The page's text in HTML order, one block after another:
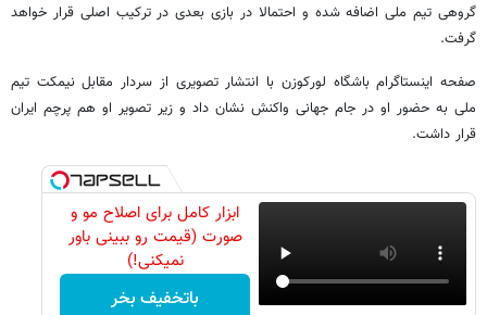
گروهی تیم ملی اضافه شده و احتمالا در بازی بعدی در ترکیب اصلی قرار خواهد
گرفت.
صفحه اینستاگرام باشگاه لورکوزن با انتشار تصویری از سردار مقابل نیمکت تیم
ملی به حضور او در جام جهانی واکنش نشان داد و زیر تصویر او هم پرچم ایران
قرار داشت.
ابزار کامل برای اصلاح مو و
صورت (قیمت رو ببینی باور
نمیکنی!)
باتخفیف بخر